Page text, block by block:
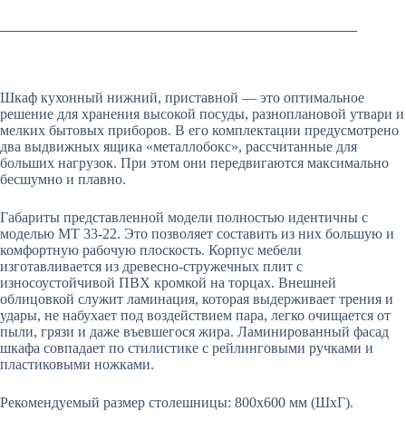
Шкаф кухонный нижний, приставной — это оптимальное
решение для хранения высокой посуды, разноплановой утвари и
мелких бытовых приборов. В его комплектации предусмотрено
два выдвижных ящика «металлобокс», рассчитанные для
больших нагрузок. При этом они передвигаются максимально
бесшумно и плавно.
Габариты представленной модели полностью идентичны с
моделью МТ 33-22. Это позволяет составить из них большую и
комфортную рабочую плоскость. Корпус мебели
изготавливается из древесно-стружечных плит с
износоустойчивой ПВХ кромкой на торцах. Внешней
облицовкой служит ламинация, которая выдерживает трения и
удары, не набухает под воздействием пара, легко очищается от
пыли, грязи и даже въевшегося жира. Ламинированный фасад
шкафа совпадает по стилистике с рейлинговыми ручками и
пластиковыми ножками.
Рекомендуемый размер столешницы: 800х600 мм (ШхГ).